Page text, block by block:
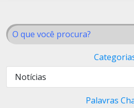
Notícias
Palavras